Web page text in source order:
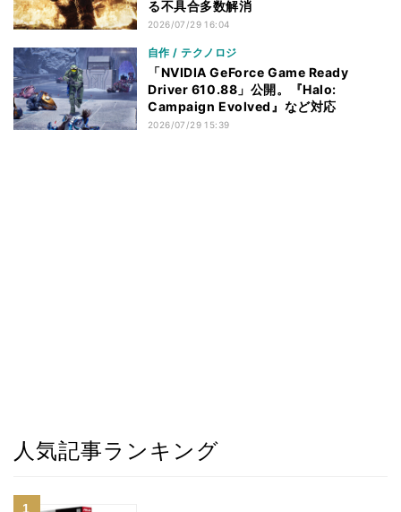
る不具合多数解消
2026/07/29 16:04
自作 / テクノロジ
「NVIDIA GeForce Game Ready
Driver 610.88」公開。『Halo:
Campaign Evolved』など対応
2026/07/29 15:39
人気記事ランキング